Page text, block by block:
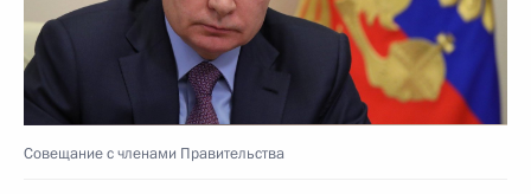
Совещание с членами Правительства